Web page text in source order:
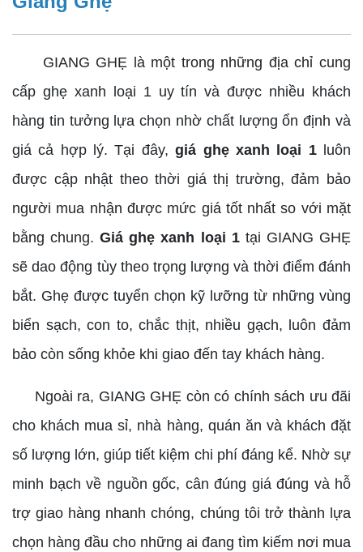
GIANG GHẸ là một trong những địa chỉ cung
cấp ghẹ xanh loại 1 uy tín và được nhiều khách
hàng tin tưởng lựa chọn nhờ chất lượng ổn định và
giá cả hợp lý. Tại đây,giá ghẹ xanh loại 1luôn
được cập nhật theo thời giá thị trường, đảm bảo
người mua nhận được mức giá tốt nhất so với mặt
bằng chung.Giá ghẹ xanh loại 1tại GIANG GHẸ
sẽ dao động tùy theo trọng lượng và thời điểm đánh
bắt. Ghẹ được tuyển chọn kỹ lưỡng từ những vùng
biển sạch, con to, chắc thịt, nhiều gạch, luôn đảm
bảo còn sống khỏe khi giao đến tay khách hàng.
Ngoài ra, GIANG GHẸ còn có chính sách ưu đãi
cho khách mua sỉ, nhà hàng, quán ăn và khách đặt
số lượng lớn, giúp tiết kiệm chi phí đáng kể. Nhờ sự
minh bạch về nguồn gốc, cân đúng giá đúng và hỗ
trợ giao hàng nhanh chóng, chúng tôi trở thành lựa
chọn hàng đầu cho những ai đang tìm kiếm nơi mua